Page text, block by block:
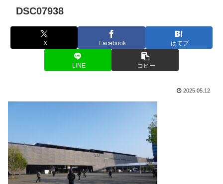
DSC07938
X Facebook はてブ
LINE コピー
2025.05.12